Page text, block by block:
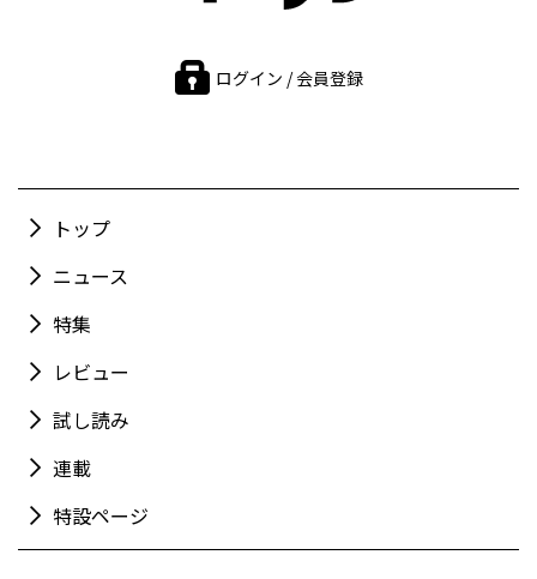
ログイン / 会員登録
トップ
ニュース
特集
レビュー
試し読み
連載
特設ページ